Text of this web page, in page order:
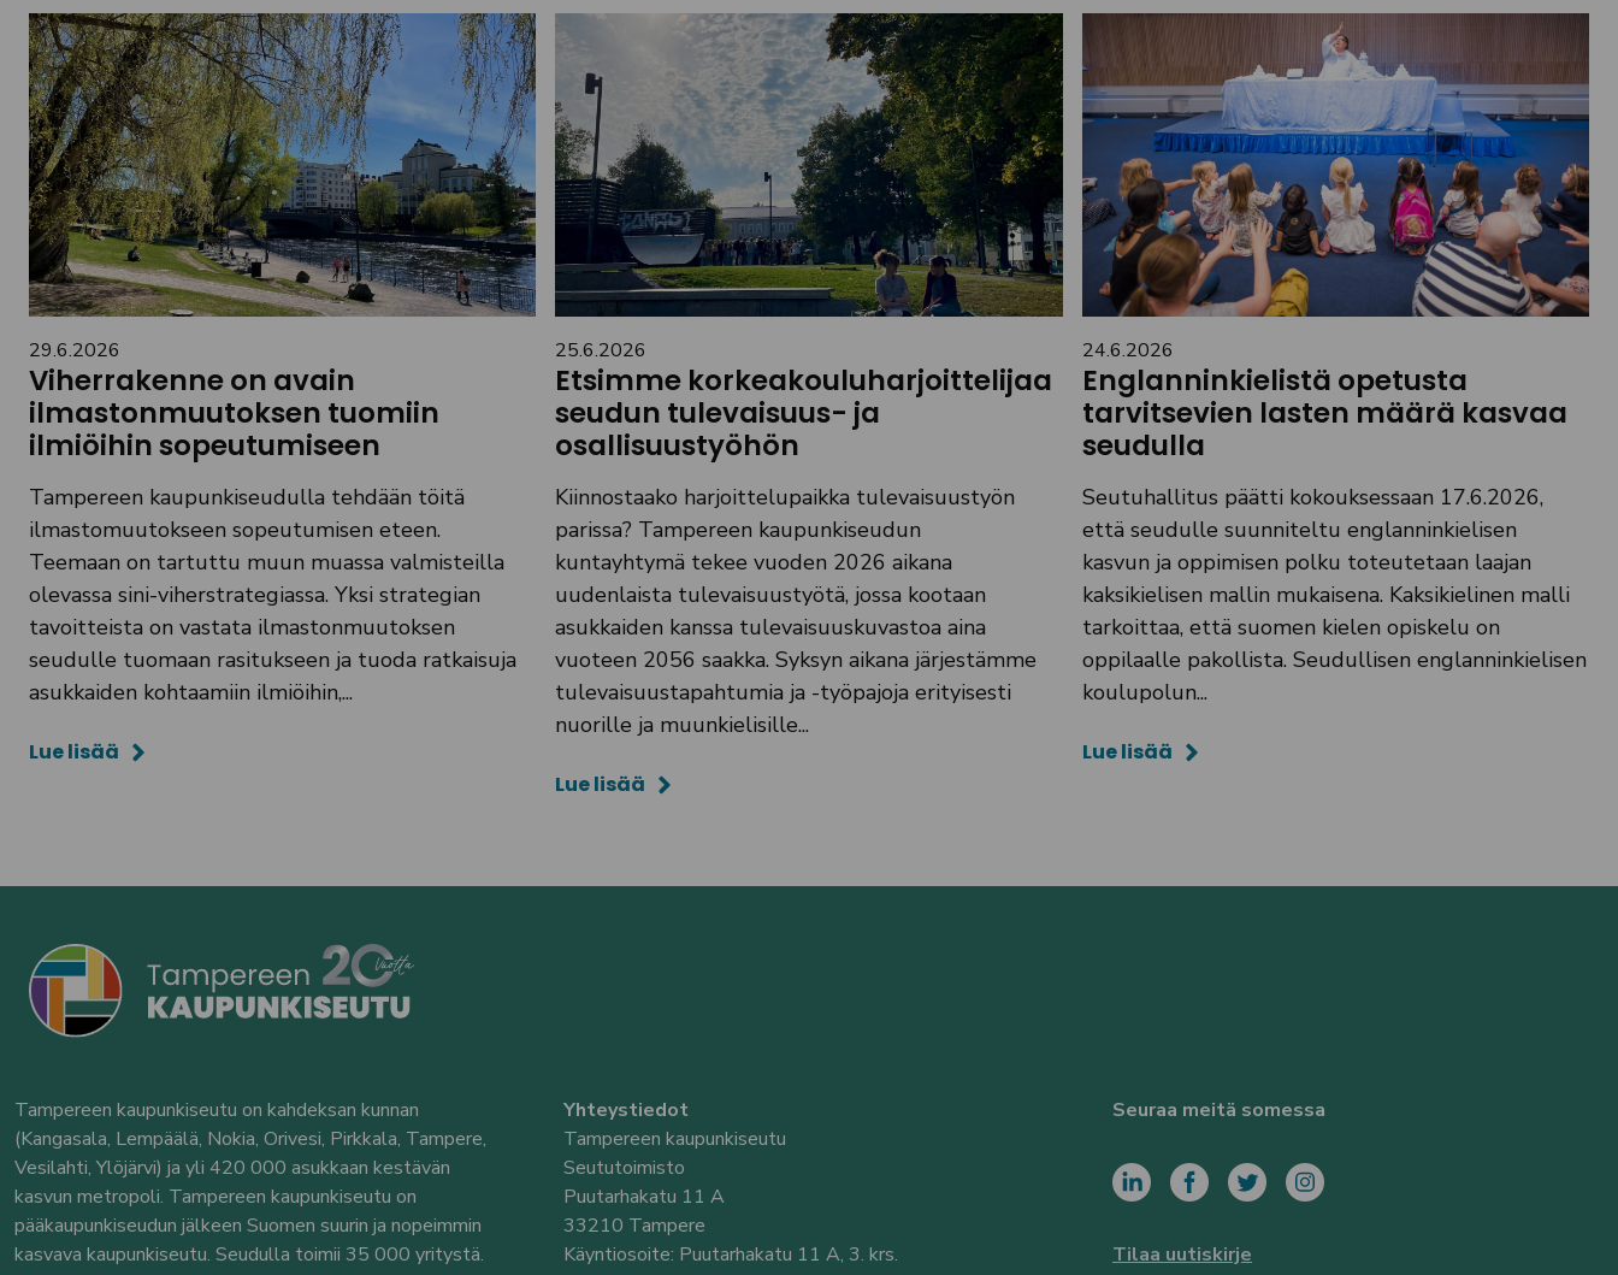
29.6.2026
Viherrakenne on avain
ilmastonmuutoksen tuomiin
ilmiöihin sopeutumiseen
Tampereen kaupunkiseudulla tehdään töitä
ilmastomuutokseen sopeutumisen eteen.
Teemaan on tartuttu muun muassa valmisteilla
olevassa sini-viherstrategiassa. Yksi strategian
tavoitteista on vastata ilmastonmuutoksen
seudulle tuomaan rasitukseen ja tuoda ratkaisuja
asukkaiden kohtaamiin ilmiöihin,...
Lue lisää
25.6.2026
Etsimme korkeakouluharjoittelijaa
seudun tulevaisuus- ja
osallisuustyöhön
Kiinnostaako harjoittelupaikka tulevaisuustyön
parissa? Tampereen kaupunkiseudun
kuntayhtymä tekee vuoden 2026 aikana
uudenlaista tulevaisuustyötä, jossa kootaan
asukkaiden kanssa tulevaisuuskuvastoa aina
vuoteen 2056 saakka. Syksyn aikana järjestämme
tulevaisuustapahtumia ja -työpajoja erityisesti
nuorille ja muunkielisille...
Lue lisää
24.6.2026
Englanninkielistä opetusta
tarvitsevien lasten määrä kasvaa
seudulla
Seutuhallitus päätti kokouksessaan 17.6.2026,
että seudulle suunniteltu englanninkielisen
kasvun ja oppimisen polku toteutetaan laajan
kaksikielisen mallin mukaisena. Kaksikielinen malli
tarkoittaa, että suomen kielen opiskelu on
oppilaalle pakollista. Seudullisen englanninkielisen
koulupolun...
Lue lisää
Tampereen kaupunkiseutu on kahdeksan kunnan
(Kangasala, Lempäälä, Nokia, Orivesi, Pirkkala, Tampere,
Vesilahti, Ylöjärvi) ja yli 420 000 asukkaan kestävän
kasvun metropoli. Tampereen kaupunkiseutu on
pääkaupunkiseudun jälkeen Suomen suurin ja nopeimmin
kasvava kaupunkiseutu. Seudulla toimii 35 000 yritystä.
Yhteystiedot
Tampereen kaupunkiseutu
Seututoimisto
Puutarhakatu 11 A
33210 Tampere
Käyntiosoite: Puutarhakatu 11 A, 3. krs.
Seuraa meitä somessa
Tilaa uutiskirje